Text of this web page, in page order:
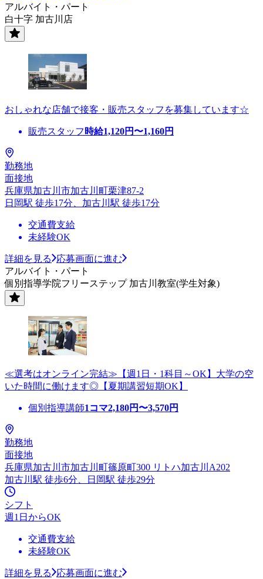
アルバイト・パート
白十字 加古川店
おしゃれな店舗で接客・販売スタッフを募集しています☆
販売スタッフ 時給1,120円〜1,160円
勤務地
面接地
兵庫県加古川市加古川町栗津87-2
日岡駅 徒歩17分、加古川駅 徒歩17分
交通費支給
未経験OK
詳細を見る
応募画面に進む
アルバイト・パート
個別指導学院フリーステップ 加古川教室(学生対象)
≪選考はオンライン完結≫【週1日・1科目～OK】大学の空
いた時間に働けます◎【夏期講習短期OK】
個別指導講師1コマ2,180円〜3,570円
勤務地
面接地
兵庫県加古川市加古川町篠原町300 リトハ加古川A202
加古川駅 徒歩6分、日岡駅 徒歩29分
シフト
週1日からOK
交通費支給
未経験OK
詳細を見る
応募画面に進む